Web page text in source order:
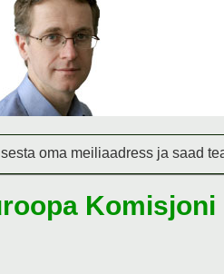
oma meiliaadress ja saad